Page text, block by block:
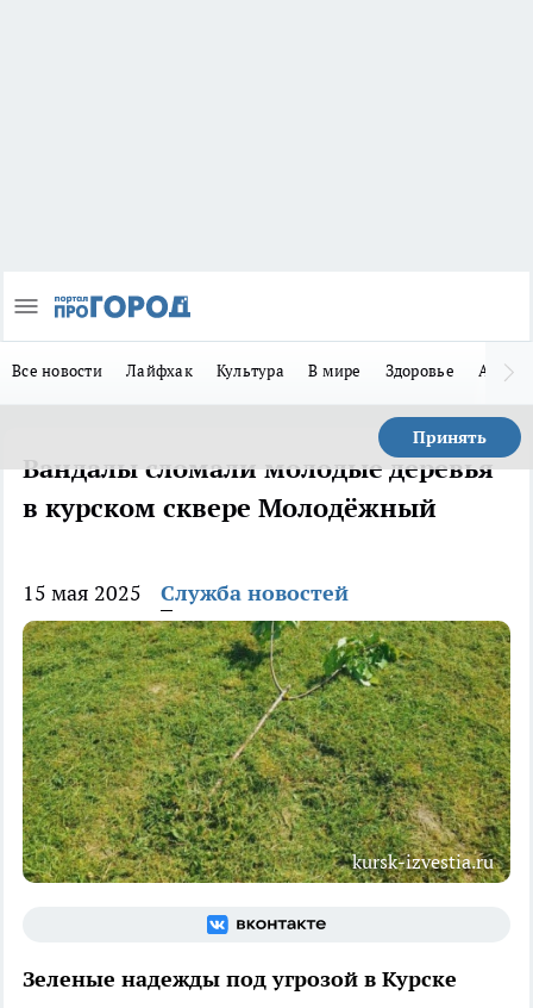
Все новости Лайфхак Культура В мире Здоровье Авто
Принять
Вандалы сломали молодые деревья
в курском сквере Молодёжный
15 мая 2025 Служба новостей
kursk-izvestia.ru
Зеленые надежды под угрозой в Курске